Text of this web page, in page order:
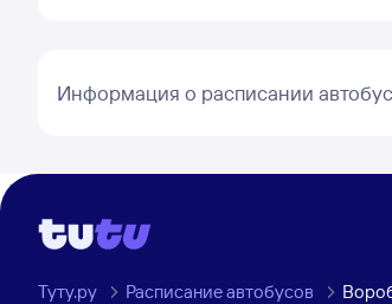
Информация о расписании
Туту.ру Расписание автобусов